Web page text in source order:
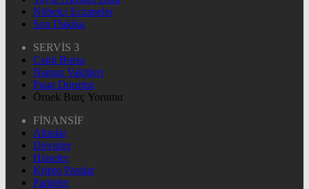
Nöbetçi Eczaneler
Son Dakika
SERVİS 3
Canlı Borsa
Namaz Vakitleri
Puan Durumu
Örnek Burç Yorumu
FİNANSİF
Altınlar
Dövizler
Hisseler
Kripto Paralar
Pariteler